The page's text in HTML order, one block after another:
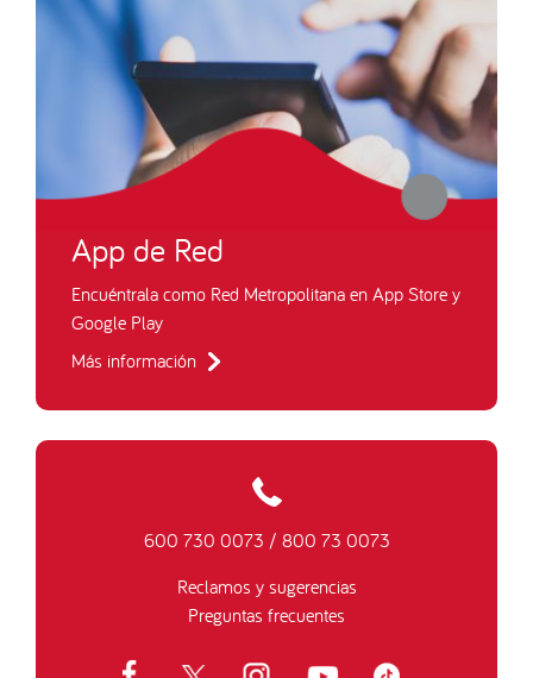
App de Red
Encuéntrala como Red Metropolitana en App Store y
Google Play
Más información
600 730 0073 / 800 73 0073
Reclamos y sugerencias
Preguntas frecuentes